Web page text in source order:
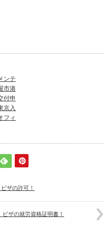
ンテ
市港
付申
京入
フィ
ザの許可！
ザの就労資格証明書！